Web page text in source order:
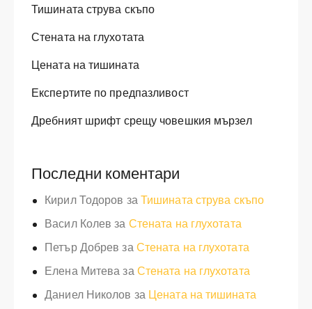
Тишината струва скъпо
Стената на глухотата
Цената на тишината
Експертите по предпазливост
Дребният шрифт срещу човешкия мързел
Последни коментари
Кирил Тодоров заТишината струва скъпо
Васил Колев за Стената на глухотата
Петър Добрев заСтената на глухотата
Елена МитевазаСтената на глухотата
Даниел Николов за Цената на тишината